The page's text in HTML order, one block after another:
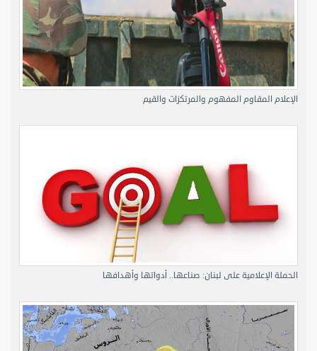
الإعلام المقاوم المفهوم والمرتكزات والقيم
الحملة الإعلامية على لبنان: صناعها.. أدواتها وأهدافها